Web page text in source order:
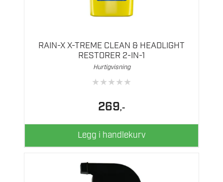
RAIN-X X-TREME CLEAN & HEADLIGHT
RESTORER 2-IN-1
Hurtigvisning
★★★★★
269,-
Legg i handlekurv